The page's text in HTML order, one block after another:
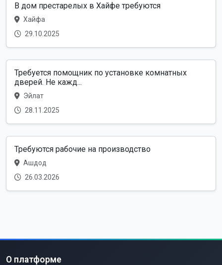
В дом престарелых в Хайфе требуются
Хайфа
29.10.2025
Требуется помощник по установке комнатных
дверей. Не кажд...
Эйлат
28.11.2025
Требуются рабочие на производство
Ашдод
26.03.2026
О платформе